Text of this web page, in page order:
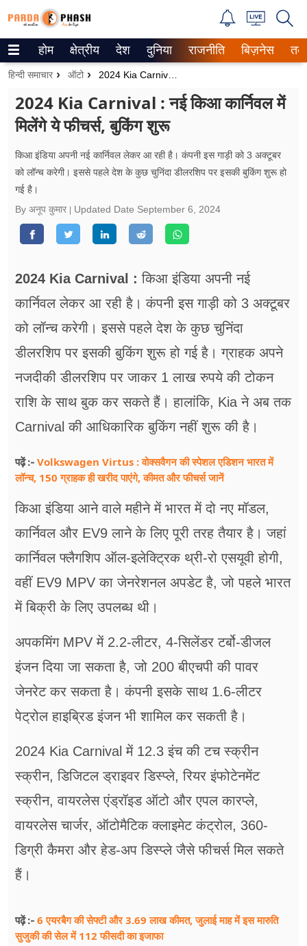
Trending on Google News
वेब स्टोरीज
उत्तर प्रदेश
गैलरी
वीडियो
जीवन मंत्रा
सेहत
ब्‍यूटी
जॉब्स
अन्य खबरें
होम क्षेत्रीय देश दुनिया राजनीति बिज़नेस
हिन्दी समाचार ऑटो
2024 Kia Carnival : नई किआ कार्निवल में
मिलेंगे ये फीचर्स, बुकिंग शुरू
किआ इंडिया अपनी नई कार्निवल लेकर आ रही है। कंपनी इस गाड़ी को 3 अक्टूबर
को लॉन्च करेगी। इससे पहले देश के कुछ चुनिंदा डीलरशिप पर इसकी बुकिंग शुरू हो
गई है।
By अनूप कुमार
Updated Date September 6, 2024
2024 Kia Carnival :किआ इंडिया अपनी नई
कार्निवल लेकर आ रही है। कंपनी इस गाड़ी को 3 अक्टूबर
को लॉन्च करेगी। इससे पहले देश के कुछ चुनिंदा
डीलरशिप पर इसकी बुकिंग शुरू हो गई है। ग्राहक अपने
नजदीकी डीलरशिप पर जाकर 1 लाख रुपये की टोकन
राशि के साथ बुक कर सकते हैं। हालांकि, Kia ने अब तक
Carnival की आधिकारिक बुकिंग नहीं शुरू की है।
पढ़ें :- Volkswagen Virtus : वोक्सवैगन की स्पेशल एडिशन भारत में
लॉन्च, 150 ग्राहक ही खरीद पाएंगे, कीमत और फीचर्स जानें
किआ इंडिया आने वाले महीने में भारत में दो नए मॉडल,
कार्निवल और EV9 लाने के लिए पूरी तरह तैयार है। जहां
कार्निवल फ्लैगशिप ऑल-इलेक्ट्रिक थ्री-रो एसयूवी होगी,
वहीं EV9 MPV का जेनरेशनल अपडेट है, जो पहले भारत
में बिक्री के लिए उपलब्ध थी।
अपकमिंग MPV में 2.2-लीटर, 4-सिलेंडर टर्बो-डीजल
इंजन दिया जा सकता है, जो 200 बीएचपी की पावर
जेनरेट कर सकता है। कंपनी इसके साथ 1.6-लीटर
पेट्रोल हाइब्रिड इंजन भी शामिल कर सकती है।
2024 Kia Carnival में 12.3 इंच की टच स्क्रीन
स्क्रीन, डिजिटल ड्राइवर डिस्प्ले, रियर इंफोटेनमेंट
स्क्रीन, वायरलेस एंड्रॉइड ऑटो और एपल कारप्ले,
वायरलेस चार्जर, ऑटोमैटिक क्लाइमेट कंट्रोल, 360-
डिग्री कैमरा और हेड-अप डिस्प्ले जैसे फीचर्स मिल सकते
हैं।
पढ़ें :- 6 एयरबैग की सेफ्टी और 3.69 लाख कीमत, जुलाई माह में इस मारुति
सुजुकी की सेल में 112 फीसदी का इजाफा